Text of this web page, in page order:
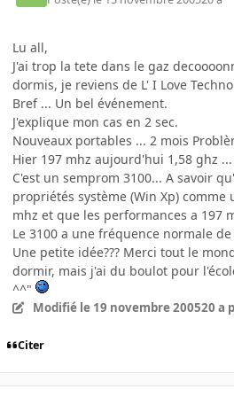
Lu all,
J'ai trop la tete dans le gaz
dormis, je reviens de L' I Love
Bref ... Un bel événement.
J'explique mon cas en 2 sec.
Nouveaux portables ... 2 mois
Hier 197 mhz aujourd'hui 1,58 ghz
C'est un semprom 3100... A savoir
propriétés système (Win Xp) comme
mhz et que les performances a 197
Le 3100 a une fréquence normale
Une petite idée??? Merci tout le
dormir, mais j'ai du boulot pour
^^"
Modifié le 19 novembre 200520 a
Citer